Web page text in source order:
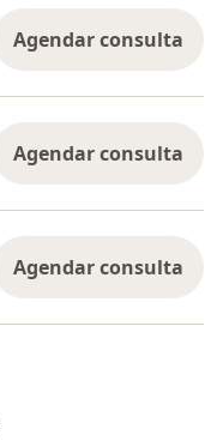
Agendar consulta
Agendar consulta
Agendar consulta